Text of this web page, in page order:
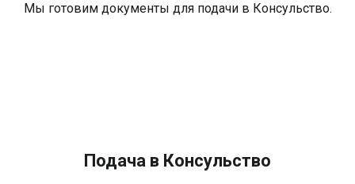
Мы готовим документы для подачи в Консульство.
Подача в Консульство